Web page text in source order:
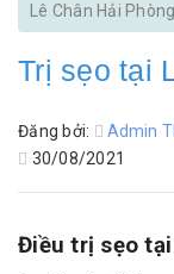
Lê Chân Hải Phòng
Trị sẹo tại
Đăng bởi:
Admin
30/08/2021
Điều trị sẹo tại